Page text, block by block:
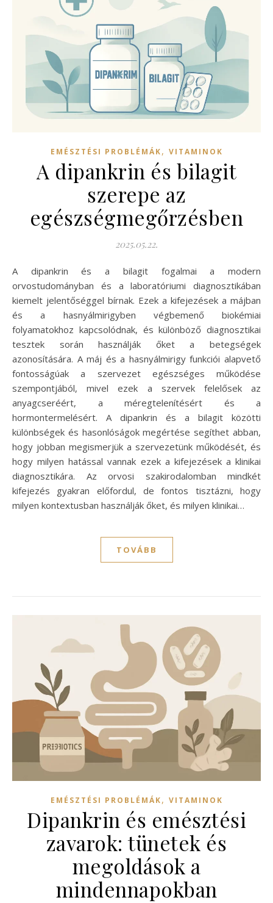
EMÉSZTÉSI PROBLÉMÁK, VITAMINOK
A dipankrin és bilagit
szerepe az
egészségmegőrzésben
2025.05.22.
A dipankrin és a bilagit fogalmai a modern
orvostudományban és a laboratóriumi diagnosztikában
kiemelt jelentőséggel bírnak. Ezek a kifejezések a májban
és a hasnyálmirigyben végbemenő biokémiai
folyamatokhoz kapcsolódnak, és különböző diagnosztikai
tesztek során használják őket a betegségek
azonosítására. A máj és a hasnyálmirigy funkciói alapvető
fontosságúak a szervezet egészséges működése
szempontjából, mivel ezek a szervek felelősek az
anyagcseréért, a méregtelenítésért és a
hormontermelésért. A dipankrin és a bilagit közötti
különbségek és hasonlóságok megértése segíthet abban,
hogy jobban megismerjük a szervezetünk működését, és
hogy milyen hatással vannak ezek a kifejezések a klinikai
diagnosztikára. Az orvosi szakirodalomban mindkét
kifejezés gyakran előfordul, de fontos tisztázni, hogy
milyen kontextusban használják őket, és milyen klinikai…
TOVÁBB
EMÉSZTÉSI PROBLÉMÁK, VITAMINOK
Dipankrin és emésztési
zavarok: tünetek és
megoldások a
mindennapokban